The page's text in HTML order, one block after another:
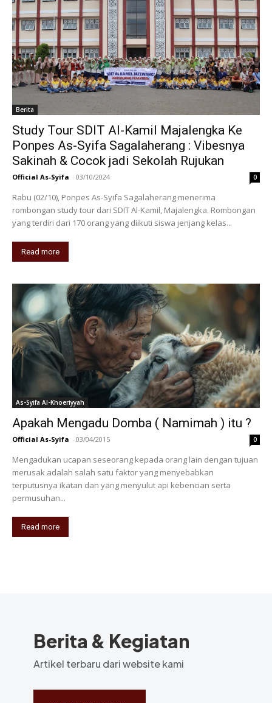
Berita
Study Tour SDIT Al-Kamil Majalengka Ke
Ponpes As-Syifa Sagalaherang : Vibesnya
Sakinah & Cocok jadi Sekolah Rujukan
Official As-Syifa - 03/10/2024 0
Rabu (02/10), Ponpes As-Syifa Sagalaherang menerima
rombongan study tour dari SDIT Al-Kamil, Majalengka. Rombongan
yang terdiri dari 170 orang yang diikuti siswa jenjang kelas...
Read more
As-Syifa Al-Khoeriyyah
Apakah Mengadu Domba ( Namimah ) itu ?
Official As-Syifa - 03/04/2015 0
Mengadukan ucapan seseorang kepada orang lain dengan tujuan
merusak adalah salah satu faktor yang menyebabkan
terputusnya ikatan dan yang menyulut api kebencian serta
permusuhan...
Read more
Berita & Kegiatan
Artikel terbaru dari website kami